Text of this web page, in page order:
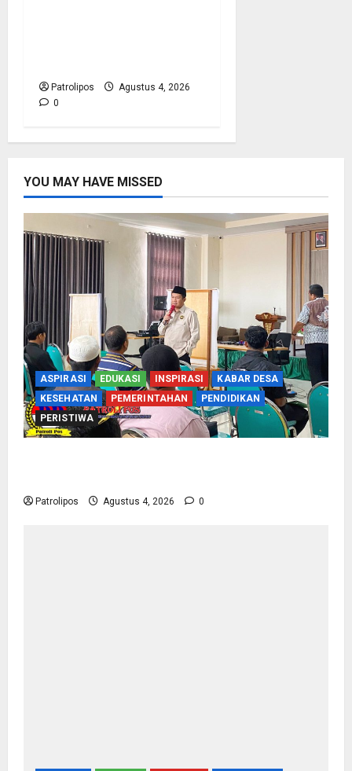
Patrolipos
Agustus 4, 2026
0
YOU MAY HAVE MISSED
ASPIRASI EDUKASI INSPIRASI
KABAR DESA
KESEHATAN
PEMERINTAHAN
PENDIDIKAN
PERISTIWA
Patrolipos Agustus 4, 2026 0